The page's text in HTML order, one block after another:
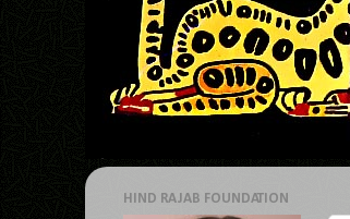
HIND RAJAB FOUNDATION